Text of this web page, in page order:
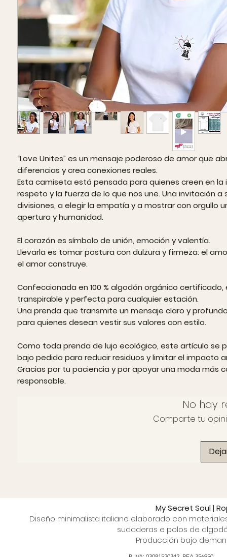
“Love Unites” es un mensaje poderoso de amor que
diferencias y crea conexiones reales.
Esta camiseta está pensada para quienes creen en la
respeto y la fuerza de lo que nos une. Una invitación a
divisiones, a elegir la empatía y a mostrar con orgullo
apertura y humanidad.
El corazón es símbolo de unión, emoción y valentía.
Llevarla es tomar postura con dulzura y firmeza: el
el amor construye.
Confeccionada en 100 % algodón orgánico certificado,
transpirable y perfecta para cualquier estación.
Una prenda que transmite un mensaje claro y
para quienes desean vestir sus valores con estilo.
Como toda prenda de lujo ecológico, este artículo se
bajo pedido para reducir residuos y limitar el impacto
Gracias por tu paciencia y por apoyar una moda más
responsable.
No hay
Comparte tu
My Secret Soul |
Diseño minimalista italiano elaborado con
sudaderas e polos de
Producción bajo